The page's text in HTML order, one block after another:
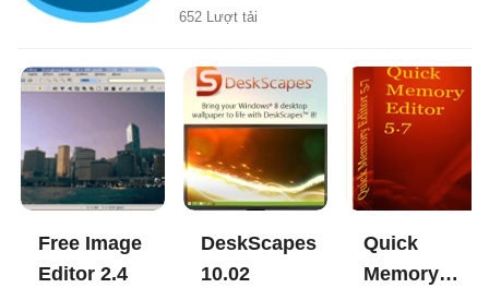
652 Lượt tải
Free Image
Editor 2.4
DeskScapes
10.02
Quick
Memory